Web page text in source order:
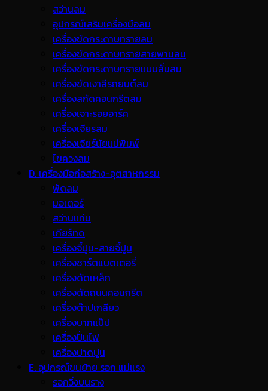
สว่านลม
อุปกรณ์เสริมเครื่องมือลม
เครื่องขัดกระดาษทรายลม
เครื่องขัดกระดาษทรายสายพานลม
เครื่องขัดกระดาษทรายแบบสั่นลม
เครื่องขัดเงาสีรถยนต์ลม
เครื่องสกัดคอนกรีตลม
เครื่องเจาะรอยอาร์ค
เครื่องเจียรลม
เครื่องเจียร์นัยแม่พิมพ์
ไขควงลม
D. เครื่องมือก่อสร้าง-อุตสาหกรรม
พ้ดลม
มอเตอร์
สว่านแท่น
เกียร์ทด
เครื่องจี้ปูน-สายจี้ปูน
เครื่องชาร์ตแบตเตอรี่
เครื่องดัดเหล็ก
เครื่องตัดถนนคอนกรีต
เครื่องต๊าปเกลียว
เครื่องบากแป๊ป
เครื่องปั่นไฟ
เครื่องปาดปูน
E. อุปกรณ์ขนย้าย รอก แม่แรง
รอกวิ่งบนราง